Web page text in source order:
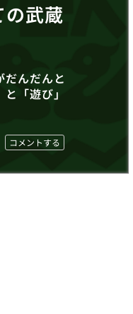
の武蔵
だんだんと
「遊び」
コメントする